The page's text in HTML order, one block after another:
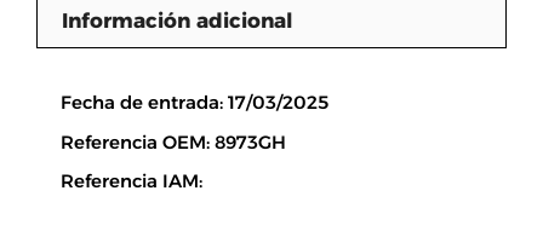
Información adicional
Fecha de entrada: 17/03/2025
Referencia OEM: 8973GH
Referencia IAM: